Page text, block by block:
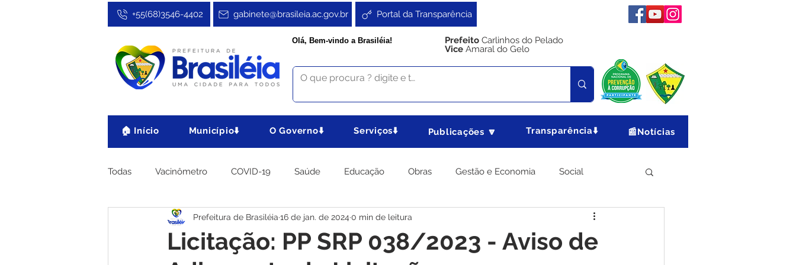
Portal da Transparência
gabinete@brasileia.ac.gov.br
+55(68)3546-4402
Olá, Bem-vindo a Brasiléia! Prefeito Carlinhos do Pelado
Vice Amaral do Gelo
🏠 Início Município⬇️ O Governo⬇️ Serviços⬇️ Publicações 🔽 Transparência⬇️ 📰Notícias
Todas Vacinômetro COVID-19 Saúde Educação Obras Gestão e Economia Social
Cultura, Festa e Esporte No Gabinete Agricultura e Produção Meio Ambiente
Licitação: PP SRP 038/2023 - Aviso de
Prefeitura de Brasiléia 16 de jan. de 2024 0 min de leitura